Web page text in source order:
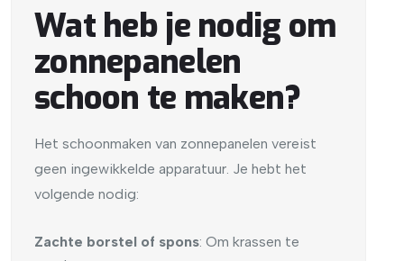
Wat heb je nodig om
zonnepanelen
schoon te maken?
Het schoonmaken van zonnepanelen vereist
geen ingewikkelde apparatuur. Je hebt het
volgende nodig:
Zachte borstel of spons: Om krassen te